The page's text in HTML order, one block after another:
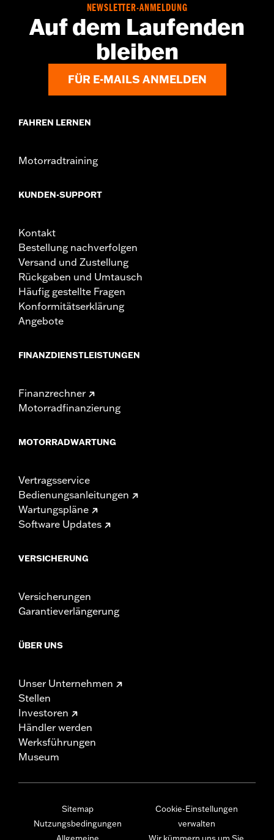
NEWSLETTER-ANMELDUNG
Auf dem Laufenden
bleiben
FÜR E-MAILS ANMELDEN
FAHREN LERNEN
Motorradtraining
KUNDEN-SUPPORT
Kontakt
Bestellung nachverfolgen
Versand und Zustellung
Rückgaben und Umtausch
Häufig gestellte Fragen
Konformitätserklärung
Angebote
FINANZDIENSTLEISTUNGEN
Finanzrechner
Motorradfinanzierung
MOTORRADWARTUNG
Vertragsservice
Bedienungsanleitungen
Wartungspläne
Software Updates
VERSICHERUNG
Versicherungen
Garantieverlängerung
ÜBER UNS
Unser Unternehmen
Stellen
Investoren
Händler werden
Werksführungen
Museum
Sitemap
Nutzungsbedingungen
Allgemeine
Cookie-Einstellungen
verwalten
Wir kümmern uns um Sie